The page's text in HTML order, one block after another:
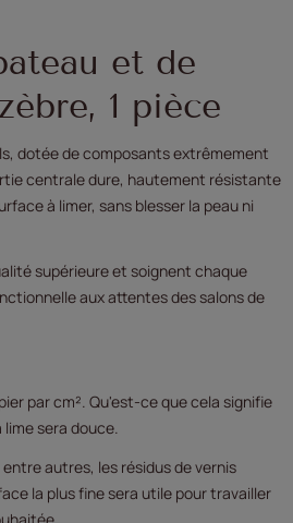
et de
1 pièce
dotée de composants extrêmement
centrale dure, hautement résistante
à limer, sans blesser la peau ni
supérieure et soignent chaque
aux attentes des salons de
par cm². Qu'est-ce que cela signifie
sera douce.
autres, les résidus de vernis
la plus fine sera utile pour travailler